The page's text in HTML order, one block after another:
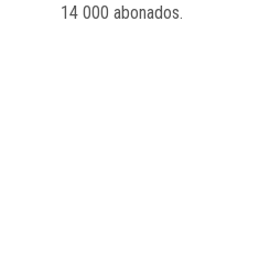
14 000 abonados.